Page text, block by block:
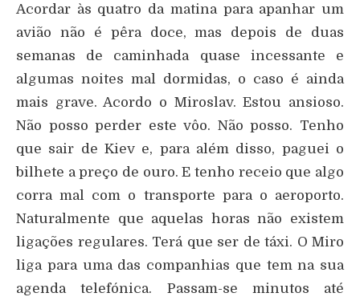
Acordar às quatro da matina para apanhar um
avião não é pêra doce, mas depois de duas
semanas de caminhada quase incessante e
algumas noites mal dormidas, o caso é ainda
mais grave. Acordo o Miroslav. Estou ansioso.
Não posso perder este vôo. Não posso. Tenho
que sair de Kiev e, para além disso, paguei o
bilhete a preço de ouro. E tenho receio que algo
corra mal com o transporte para o aeroporto.
Naturalmente que aquelas horas não existem
ligações regulares. Terá que ser de táxi. O Miro
liga para uma das companhias que tem na sua
agenda telefónica. Passam-se minutos até